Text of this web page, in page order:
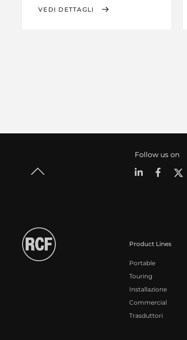
VEDI DETTAGLI
Follow us on
Product Lines
Portable
Touring
Installazione
Commercial
Trasduttori